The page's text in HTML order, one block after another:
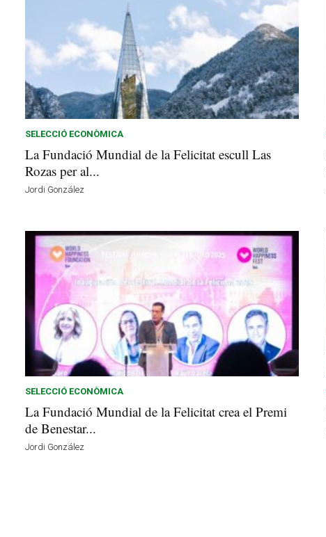
SELECCIÓ ECONÒMICA
La Fundació Mundial de la Felicitat escull Las
Rozas per al...
Jordi González
SELECCIÓ ECONÒMICA
La Fundació Mundial de la Felicitat crea el Premi
de Benestar...
Jordi González